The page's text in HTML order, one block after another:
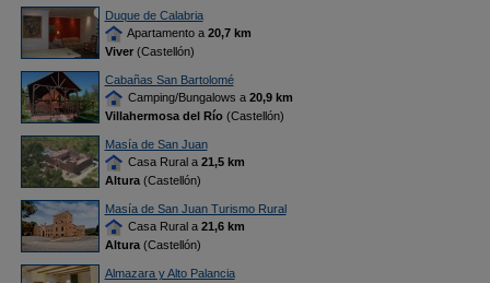
Duque de Calabria
Apartamento a 20,7 km
Viver(Castellón)
Cabañas San Bartolomé
Camping/Bungalows a 20,9 km
Villahermosa del Río(Castellón)
Masía de San Juan
Casa Rural a 21,5 km
Altura(Castellón)
Masía de San Juan Turismo Rural
Casa Rural a 21,6 km
Altura(Castellón)
Almazara y Alto Palancia